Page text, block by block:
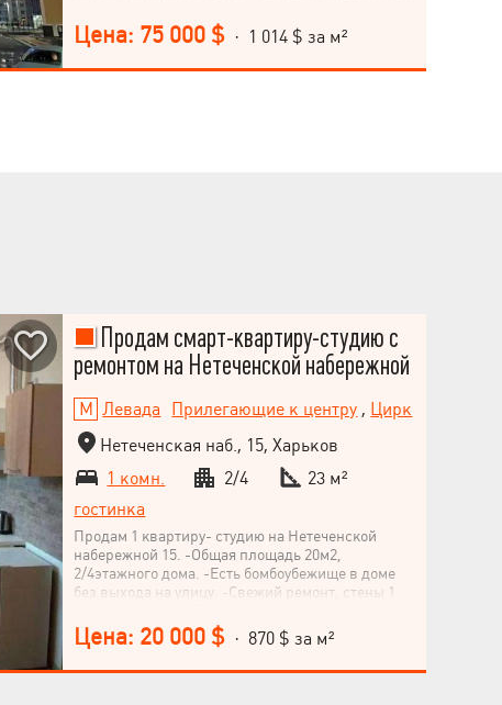
кімнат 3, поверх 8, поверховість 16, панорамний
вигляд. Торг.
Цена: 75 000 $ · 1 014 $ за м²
Продам смарт-квартиру-студию с
ремонтом на Нетеченской набережной
Левада Прилегающие к центру , Цирк
Нетеченская наб., 15, Харьков
1 комн.
2/4
23 м²
гостинка
Продам 1 квартиру- студию на Нетеченской
набережной 15. -Общая площадь 20м2,
2/4этажного дома. -Есть бомбоубежище в доме
без выхода на улицу. -Свежий ремонт, стены 1
площадь Конституции 10 минут прогулочным
шагом, до Центрального рынка, Южного вокзала
и проспекта Гагарина примерно столько же.
Цена: 20 000 $ · 870 $ за м²